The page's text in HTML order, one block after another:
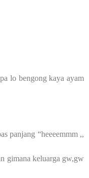
lo bengong kaya ayam
panjang “heeeemmm ,,
gimana keluarga gw,gw